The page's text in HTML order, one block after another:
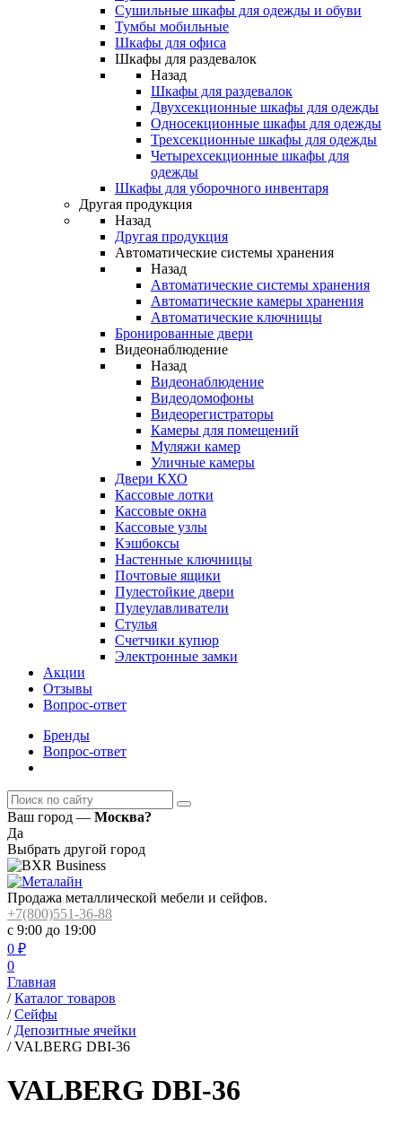
Сушильные шкафы для одежды и обуви
Тумбы мобильные
Шкафы для офиса
Шкафы для раздевалок
Назад
Шкафы для раздевалок
Двухсекционные шкафы для одежды
Односекционные шкафы для одежды
Трехсекционные шкафы для одежды
Четырехсекционные шкафы для
одежды
Шкафы для уборочного инвентаря
Другая продукция
Назад
Другая продукция
Автоматические системы хранения
Назад
Автоматические системы хранения
Автоматические камеры хранения
Автоматические ключницы
Бронированные двери
Видеонаблюдение
Назад
Видеонаблюдение
Видеодомофоны
Видеорегистраторы
Камеры для помещений
Муляжи камер
Уличные камеры
Двери КХО
Кассовые лотки
Кассовые окна
Кассовые узлы
Кэшбоксы
Настенные ключницы
Почтовые ящики
Пулестойкие двери
Пулеулавливатели
Стулья
Счетчики купюр
Электронные замки
Акции
Отзывы
Вопрос-ответ
Бренды
Вопрос-ответ
Ваш город — Москва?
Да
Выбрать другой город
Продажа металлической мебели и сейфов.
+7(800)551-36-88
с 9:00 до 19:00
0 ₽
0
Главная
/ Каталог товаров
/ Сейфы
/ Депозитные ячейки
/ VALBERG DBI-36
VALBERG DBI-36